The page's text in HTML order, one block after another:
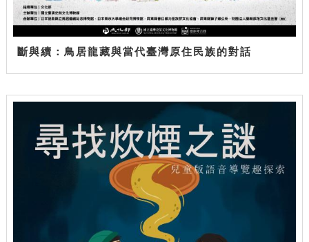
斷與續：鳥居龍藏與當代臺灣原住民族的對話